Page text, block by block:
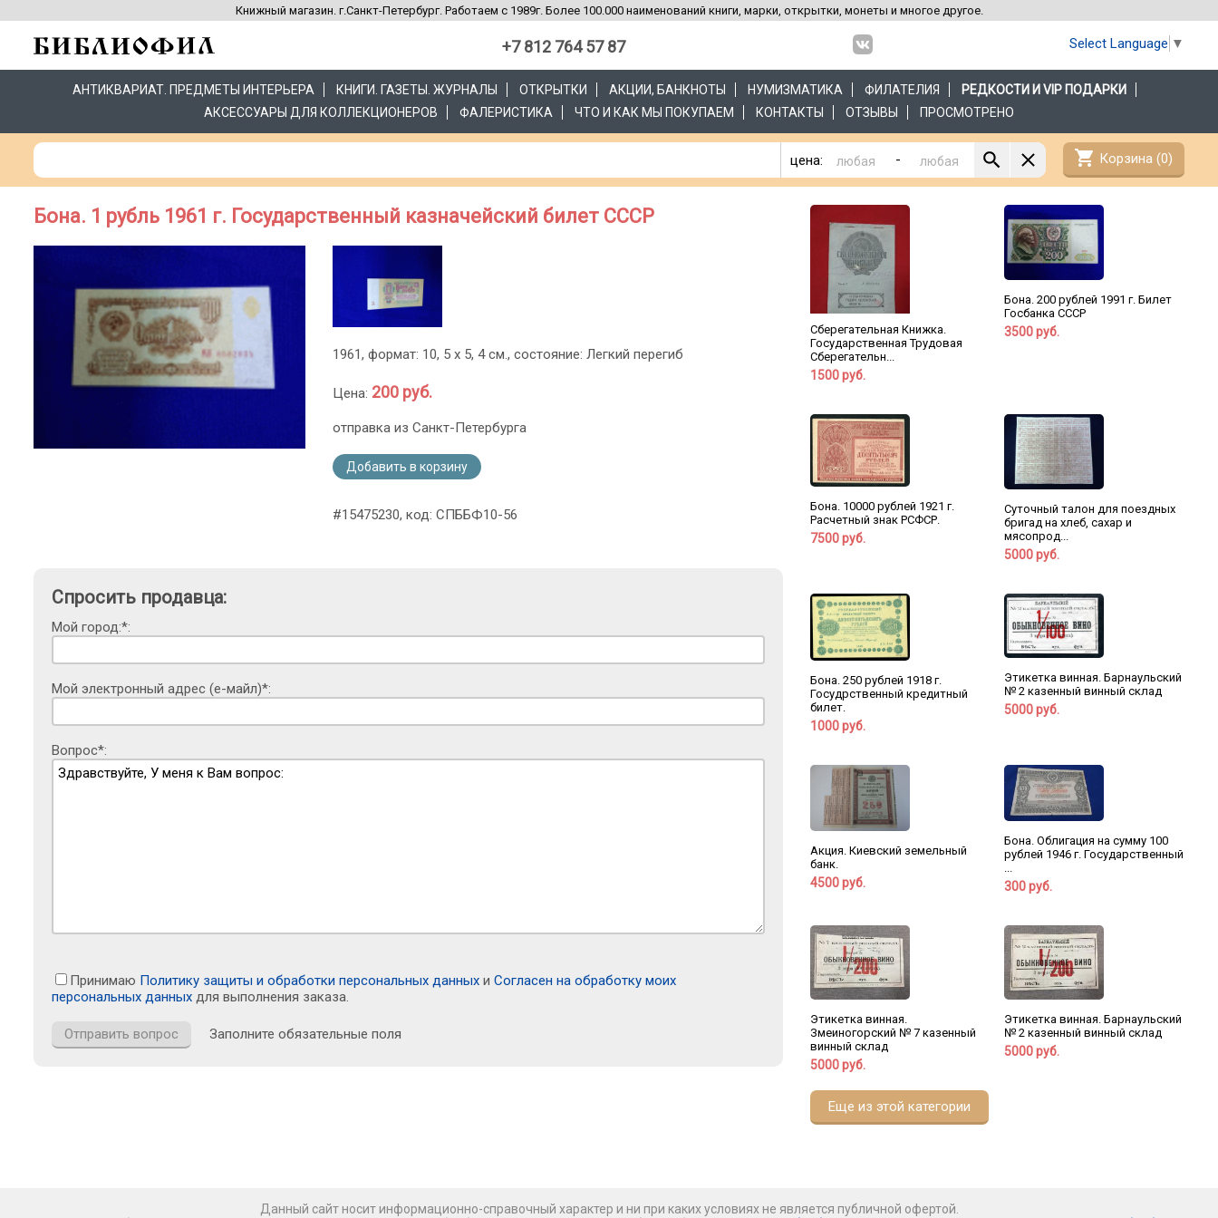
Книжный магазин. г.Санкт-Петербург. Работаем с 1989г. Более 100.000 наименований книги, марки, открытки, монеты и многое другое.
+7 812 764 57 87 Select Language ▼
АНТИКВАРИАТ. ПРЕДМЕТЫ ИНТЕРЬЕРА КНИГИ. ГАЗЕТЫ. ЖУРНАЛЫ ОТКРЫТКИ АКЦИИ, БАНКНОТЫ НУМИЗМАТИКА ФИЛАТЕЛИЯ
РЕДКОСТИ И VIP ПОДАРКИ
АКСЕССУАРЫ ДЛЯ КОЛЛЕКЦИОНЕРОВ
ФАЛЕРИСТИКА ЧТО И КАК МЫ ПОКУПАЕМ КОНТАКТЫ ОТЗЫВЫ ПРОСМОТРЕНО
цена: - shopping_cart Корзина (0)
Бона. 1 рубль 1961 г. Государственный казначейский билет СССР
1961, формат: 10, 5 х 5, 4 см., состояние: Легкий перегиб
Цена: 200 руб.
отправка из Санкт-Петербурга
Добавить в корзину
#15475230, код: СПББФ10-56
Спросить продавца:
Мой город:*:
Мой электронный адрес (е-майл)*:
Вопрос*:
Принимаю Политику защиты и обработки персональных данных и Согласен на обработку моих
персональных данных для выполнения заказа.
Заполните обязательные поля
Сберегательная Книжка.
Государственная Трудовая
Сберегательн...
1500 руб.
Бона. 200 рублей 1991 г. Билет
Госбанка СССР
3500 руб.
Бона. 10000 рублей 1921 г.
Расчетный знак РСФСР.
7500 руб.
Суточный талон для поездных
бригад на хлеб, сахар и
мясопрод...
5000 руб.
Бона. 250 рублей 1918 г.
Госудрственный кредитный
билет.
1000 руб.
Этикетка винная. Барнаульский
№ 2 казенный винный склад
5000 руб.
Акция. Киевский земельный
банк.
4500 руб.
Бона. Облигация на сумму 100
рублей 1946 г. Государственный
300 руб.
Этикетка винная.
Змеиногорский № 7 казенный
винный склад
5000 руб.
Этикетка винная. Барнаульский
№ 2 казенный винный склад
5000 руб.
Еще из этой категории
Данный сайт носит информационно-справочный характер и ни при каких условиях не является публичной офертой.